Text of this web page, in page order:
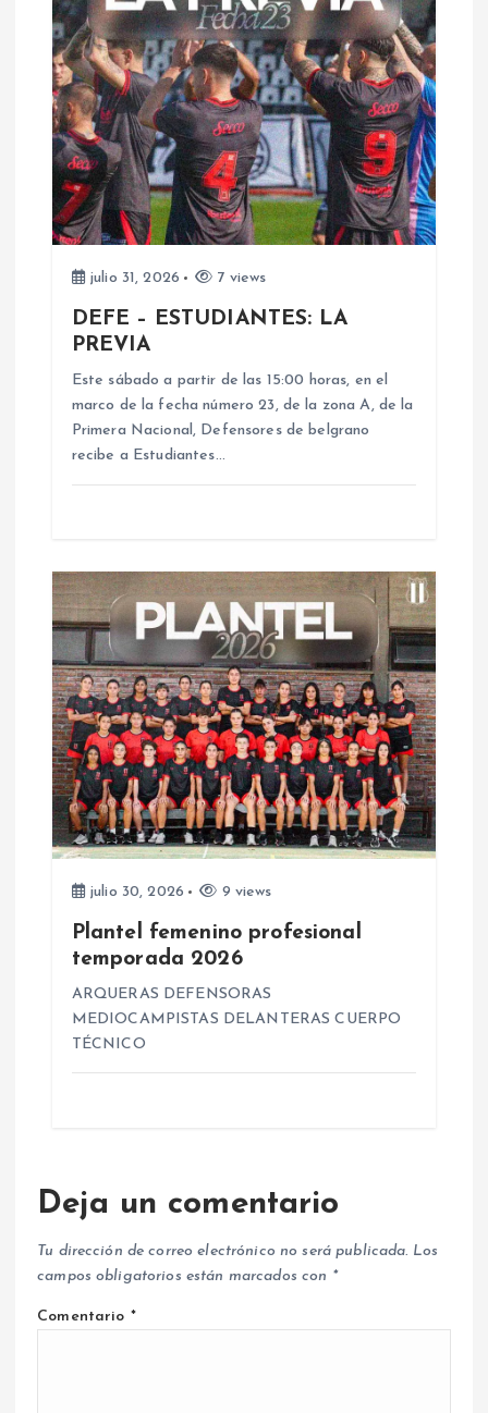
a
c
ó
n
a
d
a
s
julio 31, 2026 7 views
DEFE – ESTUDIANTES: LA
PREVIA
Este sábado a partir de las 15:00 horas, en el
marco de la fecha número 23, de la zona A, de la
Primera Nacional, Defensores de belgrano
recibe a Estudiantes…
julio 30, 2026 9 views
Plantel femenino profesional
temporada 2026
ARQUERAS DEFENSORAS
MEDIOCAMPISTAS DELANTERAS CUERPO
TÉCNICO
Deja un comentario
Tu dirección de correo electrónico no será publicada. Los
campos obligatorios están marcados con *
Comentario *